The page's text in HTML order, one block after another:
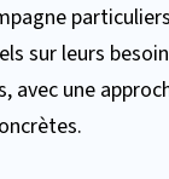
sur leurs
avec une